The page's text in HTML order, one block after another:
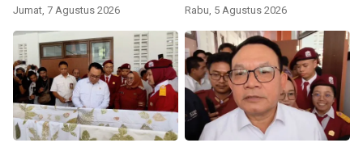
Jumat, 7 Agustus 2026 Rabu, 5 Agustus 2026